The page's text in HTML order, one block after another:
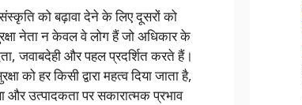
को बढ़ावा देने के लिए दूसरों को
नेता न केवल वे लोग हैं जो अधिकार के
जवाबदेही और पहल प्रदर्शित करते हैं।
को हर किसी द्वारा महत्व दिया जाता है,
और उत्पादकता पर सकारात्मक प्रभाव